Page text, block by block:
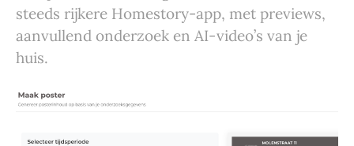
steeds rijkere Homestory-app, met previews,
aanvullend onderzoek en AI-video’s van je
huis.